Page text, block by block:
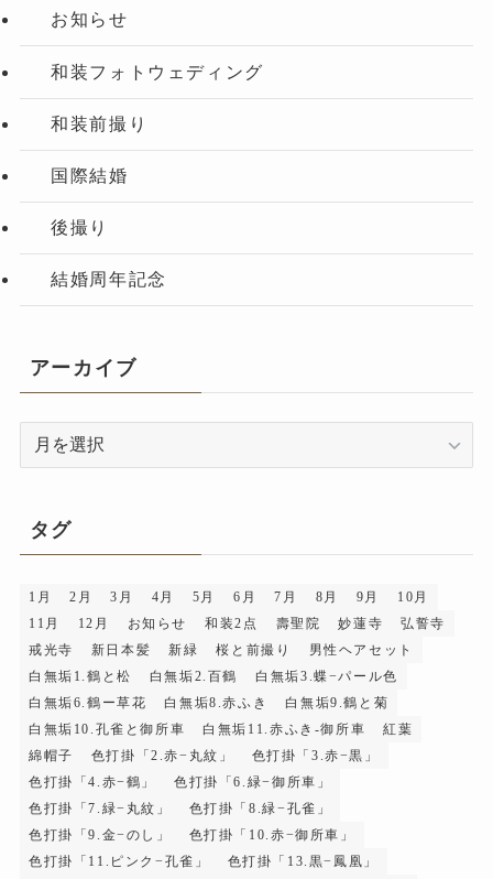
お知らせ
和装フォトウェディング
和装前撮り
国際結婚
後撮り
結婚周年記念
アーカイブ
ブ
タグ
1月 2月 3月 4月 5月 6月 7月 8月 9月
10月
11月
12月 お知らせ 和装2点 壽聖院 妙蓮寺
弘誓寺
戒光寺
新日本髪 新緑 桜と前撮り
男性ヘアセット
白無垢1.鶴と松
白無垢2.百鶴
白無垢3.蝶−パール色
白無垢6.鶴ー草花
白無垢8.赤ふき
白無垢9.鶴と菊
白無垢10.孔雀と御所車
白無垢11.赤ふき-御所車
紅葉
綿帽子
色打掛「2.赤−丸紋」
色打掛「3.赤−黒」
色打掛「4.赤−鶴」
色打掛「6.緑−御所車」
色打掛「7.緑−丸紋」
色打掛「8.緑−孔雀」
色打掛「9.金−のし」
色打掛「10.赤−御所車」
色打掛「11.ピンク−孔雀」
色打掛「13.黒−鳳凰」